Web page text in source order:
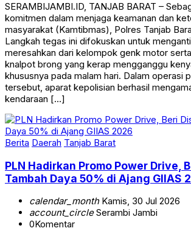
SERAMBIJAMBI.ID, TANJAB BARAT –
komitmen dalam menjaga keamanan dan
masyarakat (Kamtibmas), Polres Tanjab
Langkah tegas ini difokuskan untuk
meresahkan dari kelompok genk motor
knalpot brong yang kerap mengganggu
khususnya pada malam hari. Dalam operasi
tersebut, aparat kepolisian berhasil
kendaraan […]
Berita Daerah Tanjab Barat
PLN Hadirkan Promo Power Drive,
Tambah Daya 50% di Ajang GIIAS
calendar_monthKamis, 30 Jul 2026
account_circleSerambi Jambi
0Komentar